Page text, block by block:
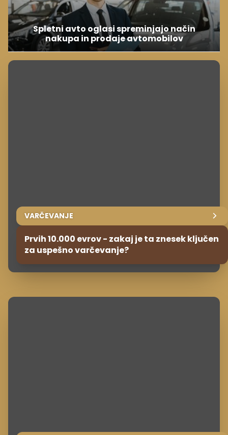
Spletni avto oglasi spreminjajo način
nakupa in prodaje avtomobilov
VARČEVANJE
Prvih 10.000 evrov - zakaj je ta znesek ključen
za uspešno varčevanje?